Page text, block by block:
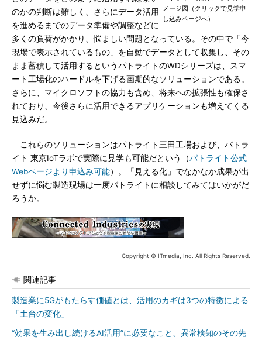
メージ図（クリックで見学申
し込みページへ）
のかの判断は難しく、さらにデータ活用
を進めるまでのデータ準備や調整などに
多くの負荷がかかり、悩ましい問題となっている。その中で「今
現場で表示されているもの」を自動でデータとして収集し、その
まま蓄積して活用するというパトライトのWDシリーズは、スマ
ート工場化のハードルを下げる画期的なソリューションである。
さらに、マイクロソフトの協力も含め、将来への拡張性も確保さ
れており、今後さらに活用できるアプリケーションも増えてくる
見込みだ。
これらのソリューションはパトライト三田工場および、パトラ
イト 東京IoTラボで実際に見学も可能だという（パトライト公式
Webページより申込み可能）。「見える化」でなかなか成果が出
せずに悩む製造現場は一度パトライトに相談してみてはいかがだ
ろうか。
Copyright © ITmedia, Inc. All Rights Reserved.
関連記事
製造業に5Gがもたらす価値とは、活用のカギは3つの特徴による
「土台の変化」
“効果を生み出し続けるAI活用”に必要なこと、異常検知のその先